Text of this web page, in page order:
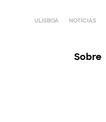
ULISBOA NOTÍCIAS
Sobre